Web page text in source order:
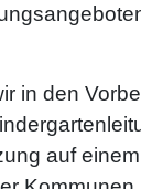
in den
auf